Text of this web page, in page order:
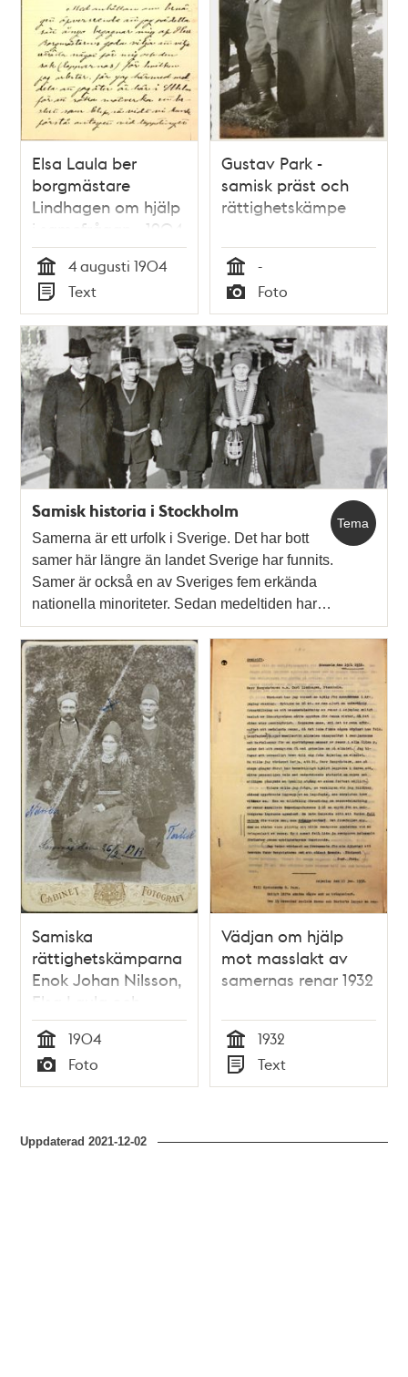
Elsa Laula ber
borgmästare
Lindhagen om hjälp
i samefrågan - 1904
Tid
4 augusti 1904
Typ
Text
Gustav Park -
samisk präst och
rättighetskämpe
Tid
-
Typ
Foto
Tema
Samisk historia i Stockholm
Samerna är ett urfolk i Sverige. Det har bott
samer här längre än landet Sverige har funnits.
Samer är också en av Sveriges fem erkända
nationella minoriteter. Sedan medeltiden har…
Samiska
rättighetskämparna
Enok Johan Nilsson,
Elsa Laula och
Torkel Tomasson
Tid
1904
Typ
Foto
Vädjan om hjälp
mot masslakt av
samernas renar 1932
Tid
1932
Typ
Text
Uppdaterad2021-12-02